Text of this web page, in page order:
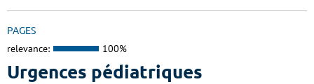
PAGES
relevance: 100%
Urgences pédiatriques